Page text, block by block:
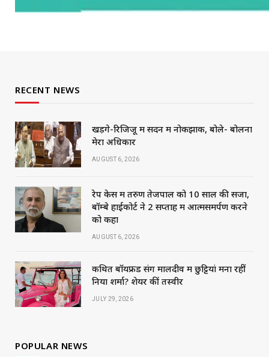
RECENT NEWS
खड़गे-रिजिजू में सदन में नोकझोंक, बोले- बोलना
मेरा अधिकार
AUGUST 6, 2026
रेप केस में तरुण तेजपाल को 10 साल की सजा,
बॉम्बे हाईकोर्ट ने 2 सप्ताह में आत्मसमर्पण करने
को कहा
AUGUST 6, 2026
कथित बॉयफ्रेंड संग मालदीव में छुट्टियां मना रहीं
निया शर्मा? शेयर कीं तस्वीरें
JULY 29, 2026
POPULAR NEWS